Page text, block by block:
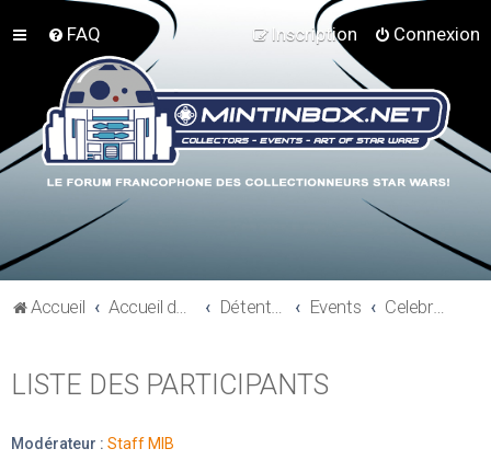
FAQ Connexion
Inscription
Accueil Accueil du forum Détente et communauté Mint In Box Events Celebration V - Orlando 2010
LISTE DES PARTICIPANTS
Modérateur : Staff MIB